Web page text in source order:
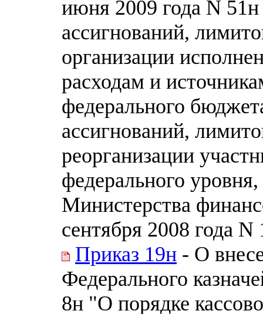
июня 2009 года N
ассигнований,
организации
расходам и
федерального
ассигнований,
реорганизации
федерального
Министерства
сентября 2008 года N
Приказ 19н - О
Федерального
8н "О порядке